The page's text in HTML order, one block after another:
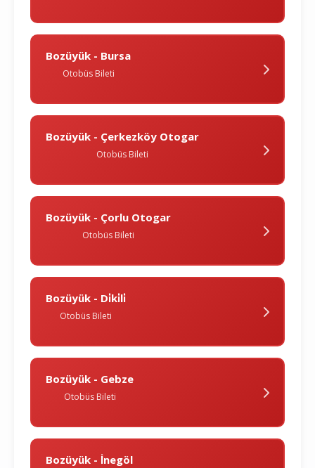
Bozüyük - Bursa
Otobüs Bileti
Bozüyük - Çerkezköy Otogar
Otobüs Bileti
Bozüyük - Çorlu Otogar
Otobüs Bileti
Bozüyük - Di̇ki̇li̇
Otobüs Bileti
Bozüyük - Gebze
Otobüs Bileti
Bozüyük - İnegöl